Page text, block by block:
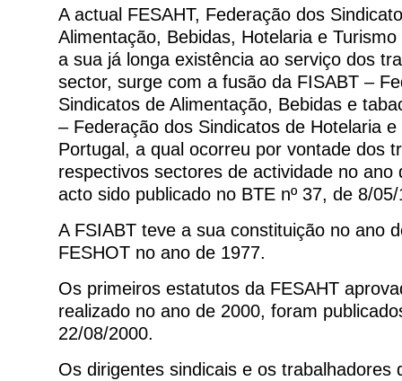
A actual FESAHT, Federação dos
Alimentação, Bebidas, Hotelaria e
a sua já longa existência ao serviço dos
sector, surge com a fusão da FISABT –
Sindicatos de Alimentação, Bebidas e
– Federação dos Sindicatos de Hotelaria e
Portugal, a qual ocorreu por vontade dos
respectivos sectores de actividade no ano
acto sido publicado no BTE nº 37, de 8/
A FSIABT teve a sua constituição no ano
FESHOT no ano de 1977.
Os primeiros estatutos da FESAHT
realizado no ano de 2000, foram
22/08/2000.
Os dirigentes sindicais e os trabalhadores